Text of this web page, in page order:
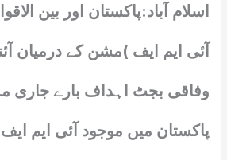
اسلام آباد:پاکستان اور بین
آئی ایم ایف )مشن کے درمیان
وفاقی بجٹ اہداف بارے جاری
پاکستان میں موجود آئی ایم